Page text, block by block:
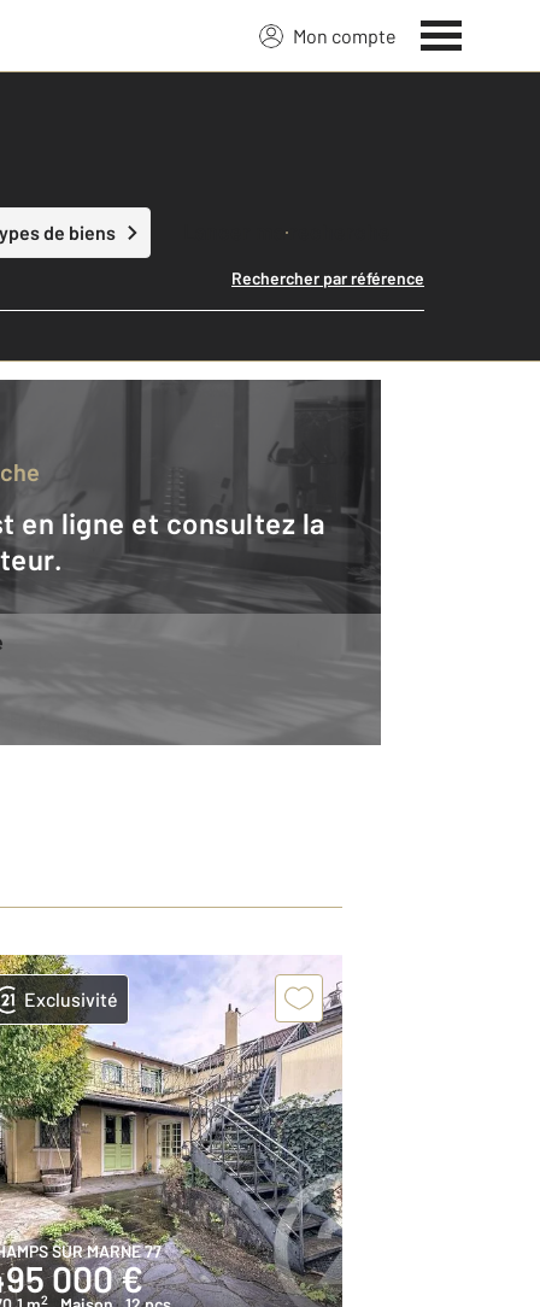
Mon compte
de biens Lancer ma recherche
Rechercher par référence
Exclusivité
SUR MARNE 77
000 €
2